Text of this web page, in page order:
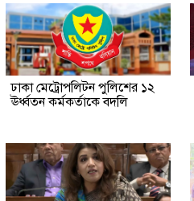
ঢাকা মেট্রোপলিটন পুলিশের ১২
ঊর্ধ্বতন কর্মকর্তাকে বদলি